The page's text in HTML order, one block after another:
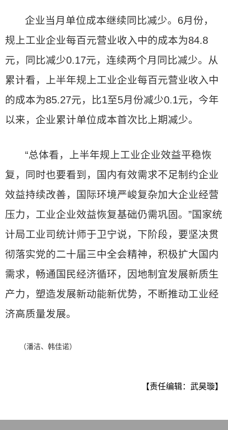
企业当月单位成本继续同比减少。6月份，
规上工业企业每百元营业收入中的成本为84.8
元，同比减少0.17元，连续两个月同比减少。从
累计看，上半年规上工业企业每百元营业收入中
的成本为85.27元，比1至5月份减少0.1元，今年
以来，企业累计单位成本首次比上期减少。
“总体看，上半年规上工业企业效益平稳恢
复，同时也要看到，国内有效需求不足制约企业
效益持续改善，国际环境严峻复杂加大企业经营
压力，工业企业效益恢复基础仍需巩固。”国家统
计局工业司统计师于卫宁说，下阶段，要坚决贯
彻落实党的二十届三中全会精神，积极扩大国内
需求，畅通国民经济循环，因地制宜发展新质生
产力，塑造发展新动能新优势，不断推动工业经
济高质量发展。
（潘洁、韩佳诺）
【责任编辑：武昊璇】